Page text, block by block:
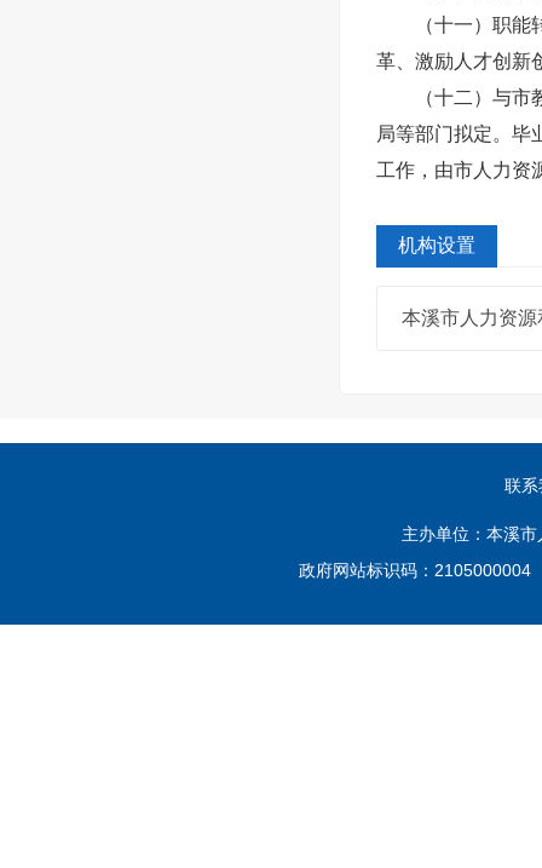
（十一）职
革、激励人才创新
（十二）与
局等部门拟定。毕
工作，由市人力资
机构设置
本溪市人力资
联系
主办单位：本溪
政府网站标识码：